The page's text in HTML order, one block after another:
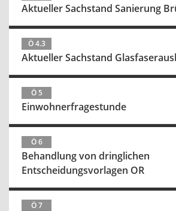
Aktueller Sachstand Sanierung
Ö 4.3
Aktueller Sachstand
Ö 5
Einwohnerfragestunde
Ö 6
Behandlung von dringlichen
Entscheidungsvorlagen OR
Ö 7